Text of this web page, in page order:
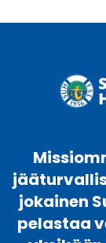
jokainen
pelastaa